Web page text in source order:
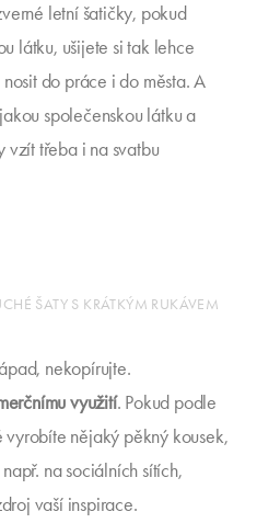
letní šatičky, pokud
látku, ušijete si tak lehce
do práce i do města. A
společenskou látku a
vzít třeba i na svatbu
ŠATY S KRÁTKÝM RUKÁVEM
nekopírujte.
využití. Pokud podle
vyrobíte nějaký pěkný kousek,
na sociálních sítích,
vaší inspirace.